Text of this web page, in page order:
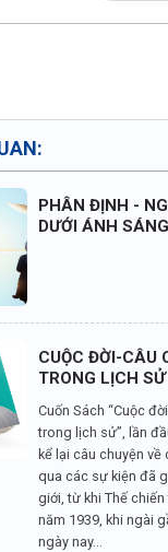
PHÂN ĐỊNH -
DƯỚI ÁNH
CUỘC ĐỜI-CÂU
TRONG LỊCH SỬ
Cuốn Sách “Cuộc
trong lịch sử”, lần
kể lại câu chuyện
qua các sự kiện đã
giới, từ khi Thế
năm 1939, khi ngài
ngày nay...